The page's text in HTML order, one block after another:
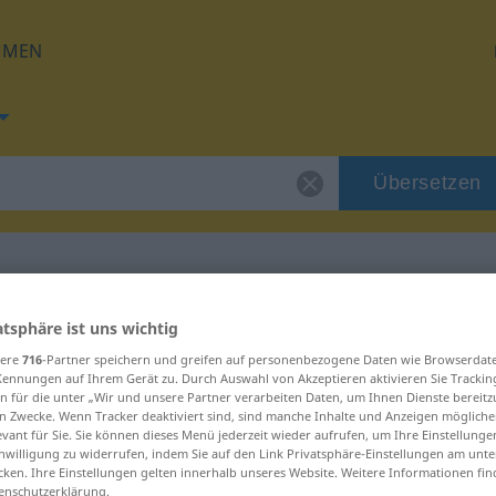
Übersetzen
für "folglich"
ist uns wichtig
716-Partner speichern und greifen auf personenbezogene Daten wie
auf Ihrem Gerät zu. Durch Auswahl von Akzeptieren aktivieren Sie
für die unter „Wir und unsere Partner verarbeiten Daten, um Ihnen Dienste
Zwecke. Wenn Tracker deaktiviert sind, sind manche Inhalte und Anzeigen
für Sie. Sie können dieses Menü jederzeit wieder aufrufen, um Ihre
zu widerrufen, indem Sie auf den Link Privatsphäre-Einstellungen am
Ihre Einstellungen gelten innerhalb unseres Website. Weitere Informationen